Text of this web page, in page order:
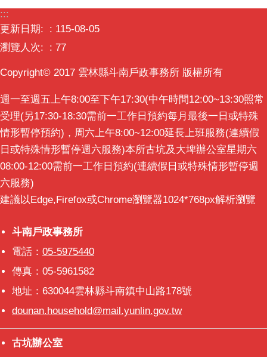
題
專
意
交
流
相
關
連
結
:::
更新日期:
115-08-05
瀏覽人次:
77
Copyright© 2017 雲林縣斗南戶政事務所 版權所有
週一至週五上午8:00至下午17:30(中午時間12:00~13:30照常
受理(另17:30-18:30需前一工作日預約每月最後一日或特殊
情形暫停預約)，周六上午8:00~12:00延長上班服務(連續假
日或特殊情形暫停週六服務)本所古坑及大埤辦公室星期六
08:00-12:00需前一工作日預約(連續假日或特殊情形暫停週
六服務)
建議以Edge,Firefox或Chrome瀏覽器1024*768px解析瀏覽
斗南戶政事務所
斗南戶政事務所
電話： 05-5975440
傳真：05-5961582
地址：630044雲林縣斗南鎮中山路178號
dounan.household@mail.yunlin.gov.tw
古坑辦公室
古坑辦公室